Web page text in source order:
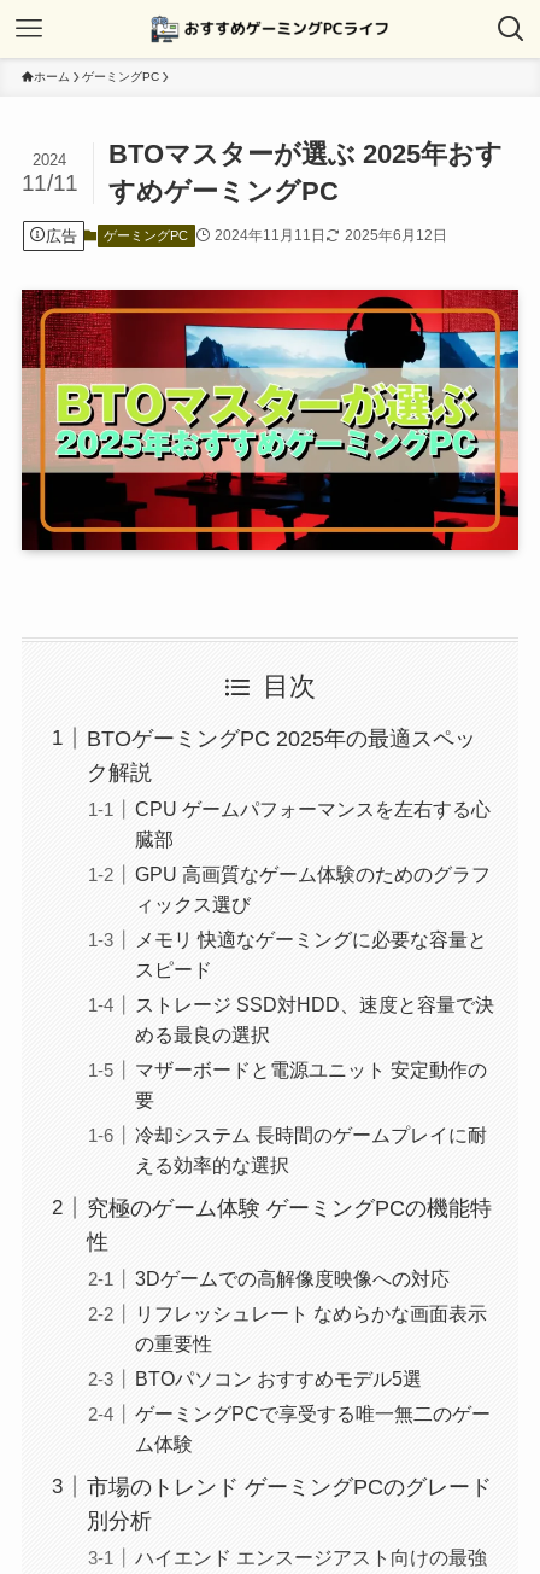
ホーム ゲーミングPC
BTOマスターが選ぶ 2025年おす
すめゲーミングPC
2024
11/11
広告 ゲーミングPC 2024年11月11日 2025年6月12日
目次
BTOゲーミングPC 2025年の最適スペッ
ク解説
CPU ゲームパフォーマンスを左右する心
臓部
GPU 高画質なゲーム体験のためのグラフ
ィックス選び
メモリ 快適なゲーミングに必要な容量と
スピード
ストレージ SSD対HDD、速度と容量で決
める最良の選択
マザーボードと電源ユニット 安定動作の
要
冷却システム 長時間のゲームプレイに耐
える効率的な選択
究極のゲーム体験 ゲーミングPCの機能特
性
3Dゲームでの高解像度映像への対応
リフレッシュレート なめらかな画面表示
の重要性
BTOパソコン おすすめモデル5選
ゲーミングPCで享受する唯一無二のゲー
ム体験
市場のトレンド ゲーミングPCのグレード
別分析
ハイエンド エンスージアスト向けの最強